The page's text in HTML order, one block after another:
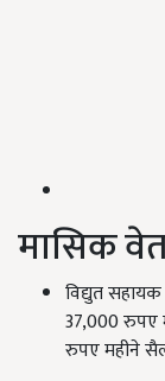
मासिक
विद्युत
37,000 रुपए
रुपए महीने